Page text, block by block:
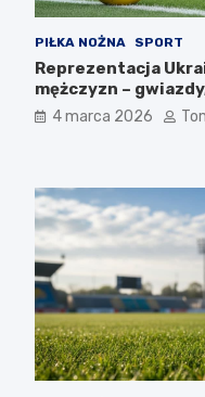
PIŁKA NOŻNA SPORT
Reprezentacja
mężczyzn –
osiągnięcia
4 marca 2026